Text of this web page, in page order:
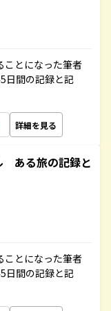
ことになった筆者
日間の記録と記
詳細を見る
ある旅の記録と
ことになった筆者
日間の記録と記